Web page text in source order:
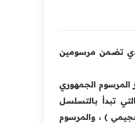
صدور العدد الجديد من جريدة ‏‏الوقائع العراقية بالرقم (4828) الذي تضمن مرسومين
المرسوم الجمهوري
والتي تبدأ بالتسلسل
صايم نهاب حناي الحجيمي ) ، والمرسوم